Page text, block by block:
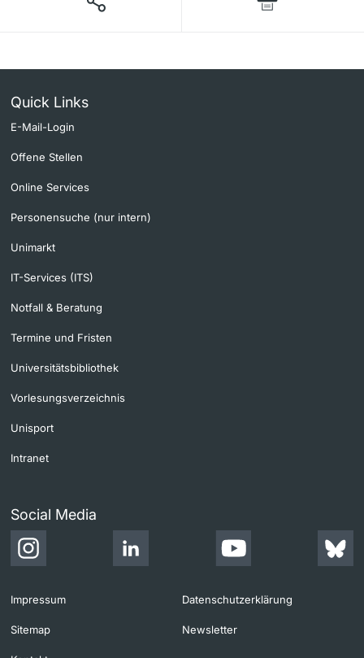
Quick Links
E-Mail-Login
Offene Stellen
Online Services
Personensuche (nur intern)
Unimarkt
IT-Services (ITS)
Notfall & Beratung
Termine und Fristen
Universitätsbibliothek
Vorlesungsverzeichnis
Unisport
Intranet
Social Media
Impressum Datenschutzerklärung
Sitemap Newsletter